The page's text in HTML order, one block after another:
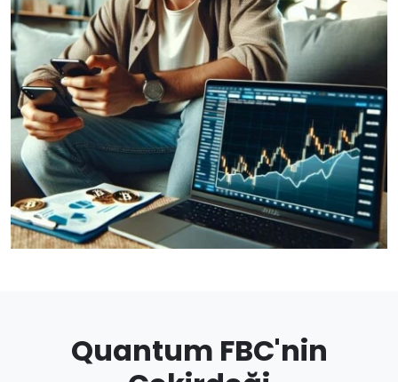
Quantum FBC'nin